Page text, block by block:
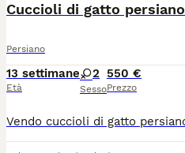
Cuccioli di gatto persiano
Persiano
13 settimane
Età
2
Sesso
550 €
Prezzo